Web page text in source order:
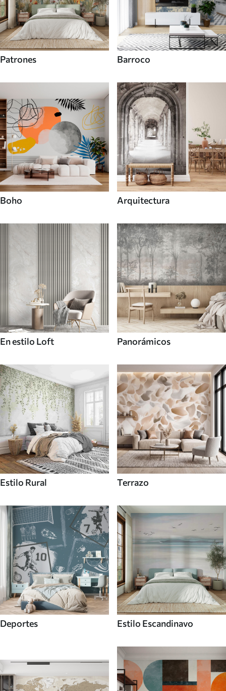
Patrones Barroco
Boho Arquitectura
En estilo Loft Panorámicos
Estilo Rural Terrazo
Deportes Estilo Escandinavo